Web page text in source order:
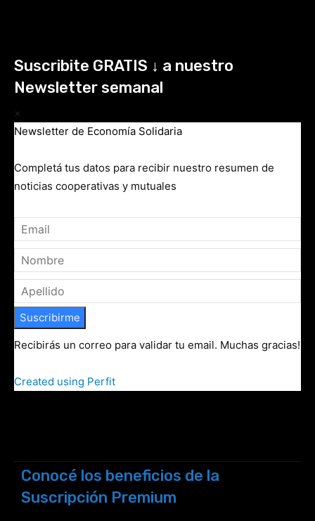
Suscribite GRATIS ↓ a nuestro
Newsletter semanal
×
Newsletter de Economía Solidaria
Completá tus datos para recibir nuestro resumen de
noticias cooperativas y mutuales
Suscribirme
Recibirás un correo para validar tu email. Muchas gracias!
Created using Perfit
Conocé los beneficios de la
Suscripción Premium